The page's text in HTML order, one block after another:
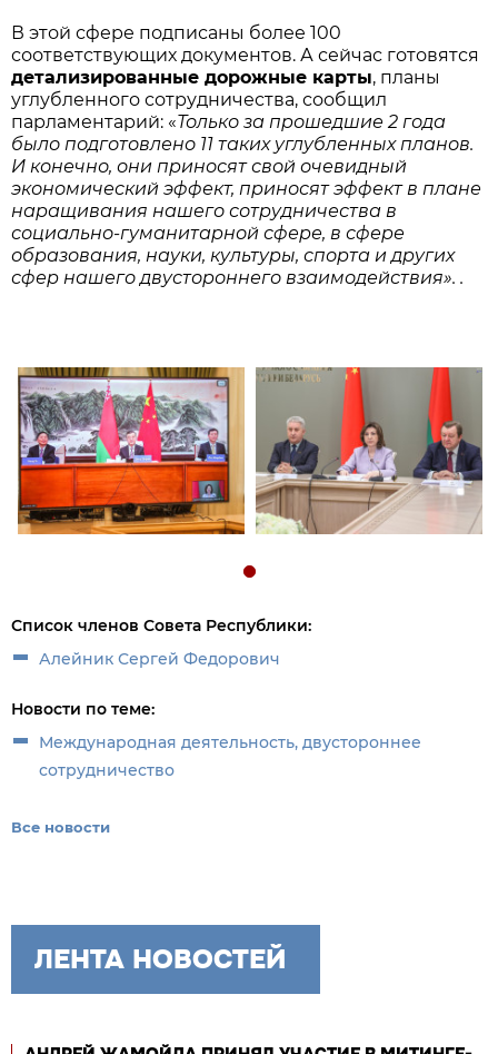
В этой сфере подписаны более 100
соответствующих документов. А сейчас готовятся
детализированные дорожные карты, планы
углубленного сотрудничества, сообщил
парламентарий: «Только за прошедшие 2 года
было подготовлено 11 таких углубленных планов.
И конечно, они приносят свой очевидный
экономический эффект, приносят эффект в плане
наращивания нашего сотрудничества в
социально-гуманитарной сфере, в сфере
образования, науки, культуры, спорта и других
сфер нашего двустороннего взаимодействия». .
Список членов Совета Республики:
Алейник Сергей Федорович
Новости по теме:
Международная деятельность, двустороннее
сотрудничество
Все новости
ЛЕНТА НОВОСТЕЙ